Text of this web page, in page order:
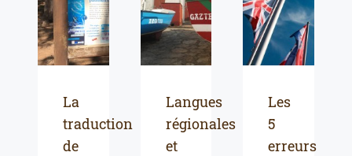
La
traduction
de
Langues
régionales
et
Les
5
erreurs